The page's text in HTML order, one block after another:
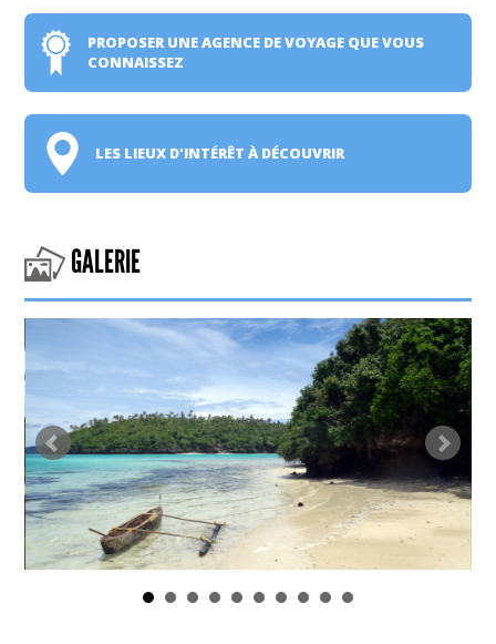
PROPOSER UNE AGENCE DE VOYAGE QUE VOUS
CONNAISSEZ
LES LIEUX D'INTÉRÊT À DÉCOUVRIR
GALERIE